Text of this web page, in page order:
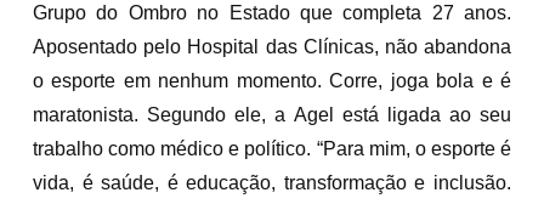
Grupo do Ombro no Estado que completa 27 anos.
Aposentado pelo Hospital das Clínicas, não abandona
o esporte em nenhum momento. Corre, joga bola e é
maratonista. Segundo ele, a Agel está ligada ao seu
trabalho como médico e político. “Para mim, o esporte é
vida, é saúde, é educação, transformação e inclusão.